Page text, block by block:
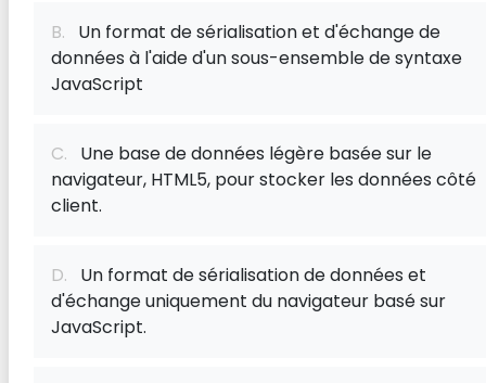
B. Un format de sérialisation et d'échange de
données à l'aide d'un sous-ensemble de syntaxe
JavaScript
C. Une base de données légère basée sur le
navigateur, HTML5, pour stocker les données côté
client.
D. Un format de sérialisation de données et
d'échange uniquement du navigateur basé sur
JavaScript.